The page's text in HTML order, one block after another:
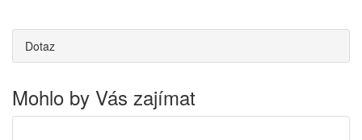
Dotaz
Mohlo by Vás zajímat